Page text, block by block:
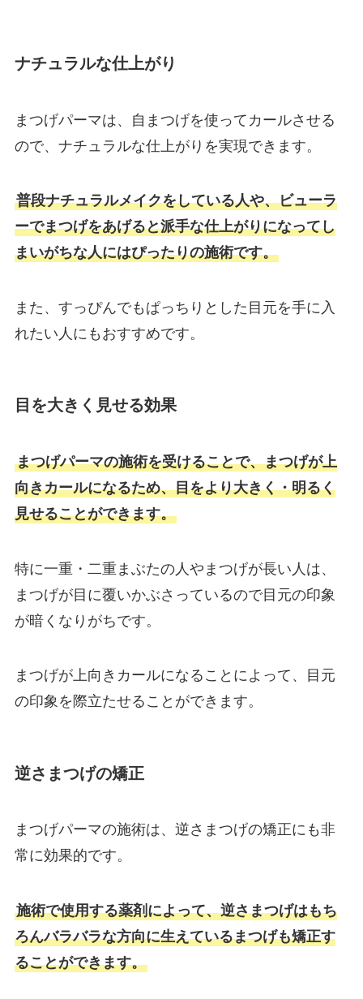
ナチュラルな仕上がり
まつげパーマは、自まつげを使ってカールさせる
ので、ナチュラルな仕上がりを実現できます。
普段ナチュラルメイクをしている人や、ビューラ
ーでまつげをあげると派手な仕上がりになってし
まいがちな人にはぴったりの施術です。
また、すっぴんでもぱっちりとした目元を手に入
れたい人にもおすすめです。
目を大きく見せる効果
まつげパーマの施術を受けることで、まつげが上
向きカールになるため、目をより大きく・明るく
見せることができます。
特に一重・二重まぶたの人やまつげが長い人は、
まつげが目に覆いかぶさっているので目元の印象
が暗くなりがちです。
まつげが上向きカールになることによって、目元
の印象を際立たせることができます。
逆さまつげの矯正
まつげパーマの施術は、逆さまつげの矯正にも非
常に効果的です。
施術で使用する薬剤によって、逆さまつげはもち
ろんバラバラな方向に生えているまつげも矯正す
ることができます。